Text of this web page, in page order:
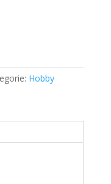
Hobby